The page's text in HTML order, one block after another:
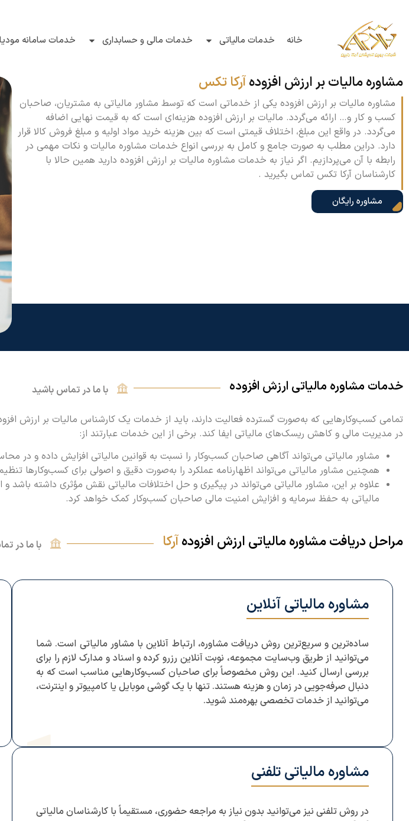
خانه خدمات مالیاتی خدمات مالی و حسابداری خدمات سامانه
مشاوره مالیات بر ارزش افزودهآرکا تکس
مشاوره مالیات بر ارزش افزوده یکی از خدماتی است که توسط مشاور مالیاتی به مشتریان، صاحبان
کسب و کار و… ارائه می‌گردد. مالیات بر ارزش افزوده هزینه‌ای است که به قیمت نهایی اضافه
می‌گردد. در واقع این مبلغ، اختلاف قیمتی است که بین هزینه خرید مواد اولیه و مبلغ فروش کالا قرار
دارد. دراین مطلب به صورت جامع و کامل به بررسی انواع خدمات مشاوره مالیات و نکات مهمی در
رابطه با آن می‌پردازیم. اگر نیاز به خدمات مشاوره مالیات بر ارزش افزوده دارید همین حالا با
کارشناسان آرکا تکس تماس بگیرید .
مشاوره رایگان
خدمات مشاوره مالیاتی ارزش افزوده با ما در تماس باشید
تمامی کسب‌وکارهایی که به‌صورت گسترده فعالیت دارند، باید از خدمات یک کارشناس مالیات بر ارزش
در مدیریت مالی و کاهش ریسک‌های مالیاتی ایفا کند. برخی از این خدمات عبارتند از:
مشاور مالیاتی می‌تواند آگاهی صاحبان کسب‌وکار را نسبت به قوانین مالیاتی افزایش داده و در
همچنین مشاور مالیاتی می‌تواند اظهارنامه عملکرد را به‌صورت دقیق و اصولی برای کسب‌وکارها
علاوه بر این، مشاور مالیاتی می‌تواند در پیگیری و حل اختلافات مالیاتی نقش مؤثری داشته
مالیاتی به حفظ سرمایه و افزایش امنیت مالی صاحبان کسب‌وکار کمک خواهد کرد.
مراحل دریافت مشاوره مالیاتی ارزش افزودهآرکا با ما در
مشاوره مالیاتی آنلاین
ساده‌ترین و سریع‌ترین روش دریافت مشاوره، ارتباط آنلاین با مشاور مالیاتی است. شما
می‌توانید از طریق وب‌سایت مجموعه، نوبت آنلاین رزرو کرده و اسناد و مدارک لازم را برای
بررسی ارسال کنید. این روش مخصوصاً برای صاحبان کسب‌وکارهایی مناسب است که به
دنبال صرفه‌جویی در زمان و هزینه هستند. تنها با یک گوشی موبایل یا کامپیوتر و اینترنت،
می‌توانید از خدمات تخصصی بهره‌مند شوید.
مشاوره مالیاتی تلفنی
در روش تلفنی نیز می‌توانید بدون نیاز به مراجعه حضوری، مستقیماً با کارشناسان مالیاتی